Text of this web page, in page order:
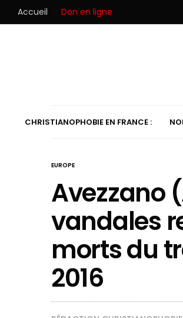
Accueil Don en ligne
CHRISTIANOPHOBIE EN FRANCE :
EUROPE
Avezzano
vandales
morts du
2016